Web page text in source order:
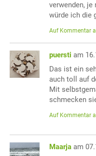
verwenden, je
würde ich die
Auf Kommentar
puersti am
Das ist ein
auch toll auf
Mit
schmecken
Auf Kommentar
Maarja am